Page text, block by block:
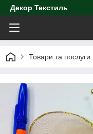
Декор Текстиль
Товари та послуги